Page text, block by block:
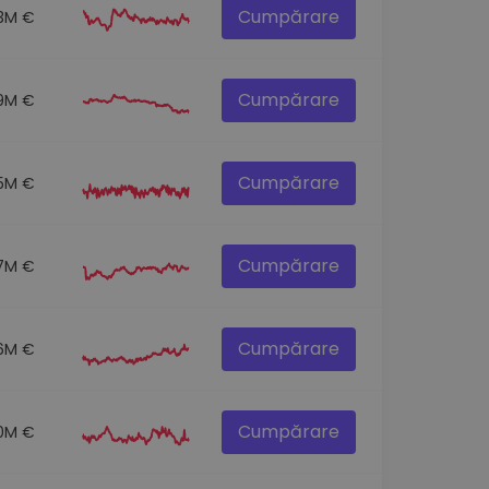
€ Cumpărare
€ Cumpărare
€ Cumpărare
€ Cumpărare
€ Cumpărare
€ Cumpărare